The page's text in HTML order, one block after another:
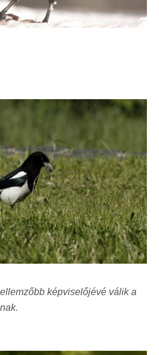
képviselőjévé válik a